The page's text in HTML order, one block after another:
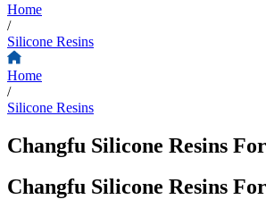
Home
/
Silicone Resins
Home
/
Silicone Resins
Changfu Silicone Resins
Changfu Silicone Resins